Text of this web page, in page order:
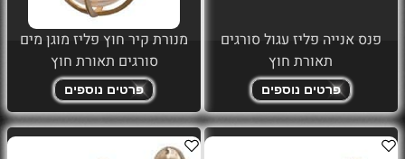
פנס אנייה פליז עגול סורגים
תאורת חוץ
פרטים נוספים
מנורת קיר חוץ פליז מוגן מים
סורגים תאורת חוץ
פרטים נוספים